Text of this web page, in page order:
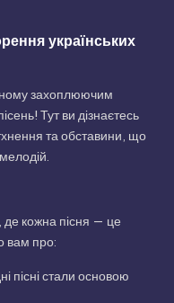
українських
захоплюючим
Тут ви дізнаєтесь
та обставини, що
де кожна пісня — це
вам про:
пісні стали основою